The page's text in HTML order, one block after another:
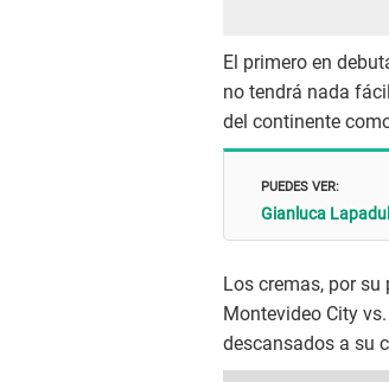
El primero en
no tendrá nada
del continente
PUEDES VER:
Gianluca
Los cremas, por su
Montevideo City
descansados a su